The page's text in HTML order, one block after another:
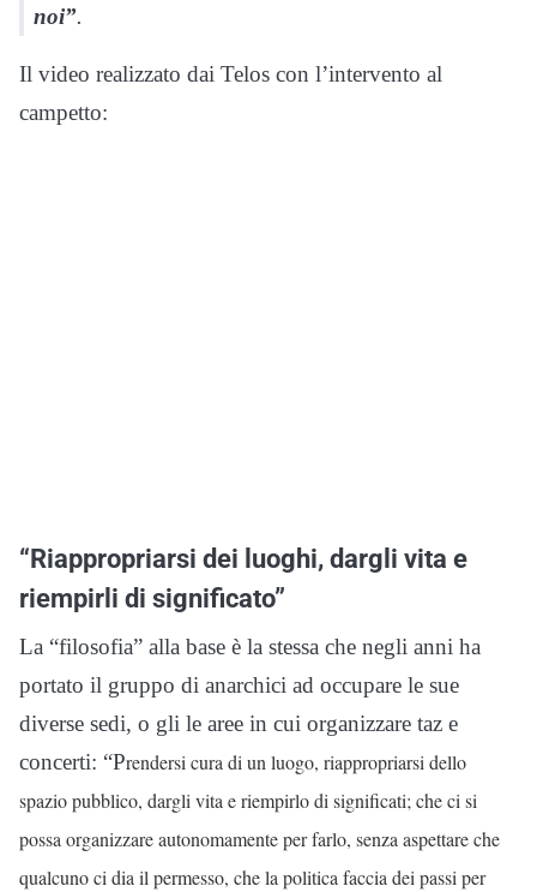
noi”.
Il video realizzato dai Telos con l’intervento al
campetto:
“Riappropriarsi dei luoghi, dargli vita e
riempirli di significato”
La “filosofia” alla base è la stessa che negli anni ha
portato il gruppo di anarchici ad occupare le sue
diverse sedi, o gli le aree in cui organizzare taz e
concerti: “Prendersi cura di un luogo, riappropriarsi dello
spazio pubblico, dargli vita e riempirlo di significati; che ci si
possa organizzare autonomamente per farlo, senza aspettare che
qualcuno ci dia il permesso, che la politica faccia dei passi per